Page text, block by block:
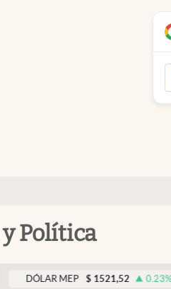
Política
MEP $ 1521,52 0.23%